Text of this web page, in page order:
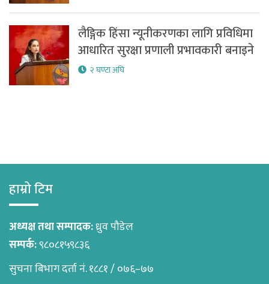
लैङ्गिक हिंसा न्यूनीकरणका लागि प्रविधिमा
आधारित सुरक्षा प्रणाली प्रभावकारी बनाइने
२ घण्टा अघि
हाम्रो टिम
अध्यक्ष तथा सम्पादक:ध्रुव पौडेल
सम्पर्क:९८०८१५९८३६
सुचना बिभाग दर्ता नं. १८८१ / ०७६–७७